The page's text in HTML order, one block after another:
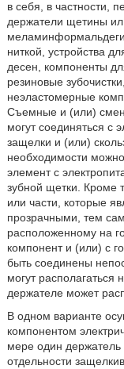
в себя, в частности,
держатели щетины
ниткой, устройства
десен, компоненты
резиновые
неэластомерные
Съемные и (или)
могут соединяться с
защелки и (или)
необходимости
элемент с
зубной щетки. Кроме
или части, которые
прозрачными, тем
расположенному на
компонент и (или) с
быть соединены
могут
держателе может
В одном варианте
компонентом
мере один
отдельности